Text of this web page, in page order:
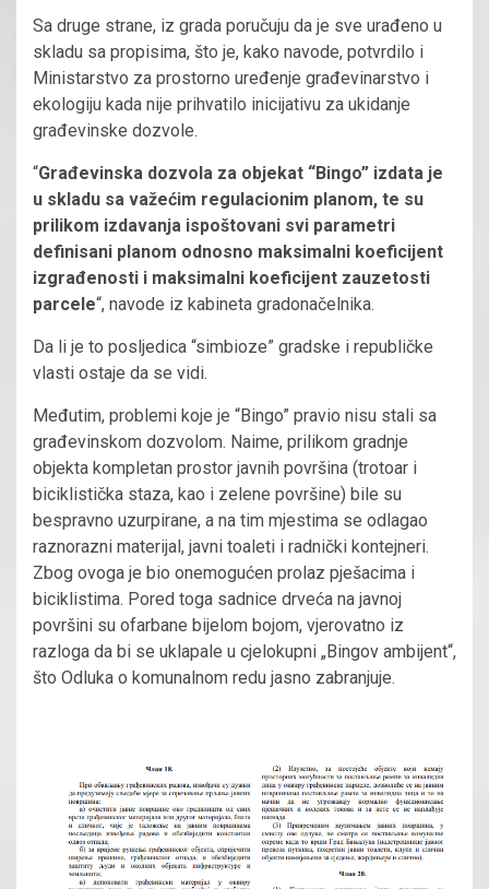
Sa druge strane, iz grada poručuju da je sve urađeno u
skladu sa propisima, što je, kako navode, potvrdilo i
Ministarstvo za prostorno uređenje građevinarstvo i
ekologiju kada nije prihvatilo inicijativu za ukidanje
građevinske dozvole.
“Građevinska dozvola za objekat “Bingo” izdata je
u skladu sa važećim regulacionim planom, te su
prilikom izdavanja ispoštovani svi parametri
definisani planom odnosno maksimalni koeficijent
izgrađenosti i maksimalni koeficijent zauzetosti
parcele“, navode iz kabineta gradonačelnika.
Da li je to posljedica “simbioze” gradske i republičke
vlasti ostaje da se vidi.
Međutim, problemi koje je “Bingo” pravio nisu stali sa
građevinskom dozvolom. Naime, prilikom gradnje
objekta kompletan prostor javnih površina (trotoar i
biciklistička staza, kao i zelene površine) bile su
bespravno uzurpirane, a na tim mjestima se odlagao
raznorazni materijal, javni toaleti i radnički kontejneri.
Zbog ovoga je bio onemogućen prolaz pješacima i
biciklistima. Pored toga sadnice drveća na javnoj
površini su ofarbane bijelom bojom, vjerovatno iz
razloga da bi se uklapale u cjelokupni „Bingov ambijent“,
što Odluka o komunalnom redu jasno zabranjuje.